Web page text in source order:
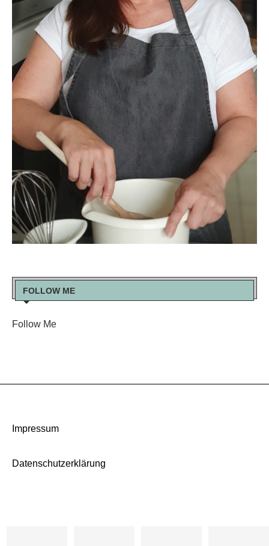
FOLLOW ME
Follow Me
Impressum
Datenschutzerklärung